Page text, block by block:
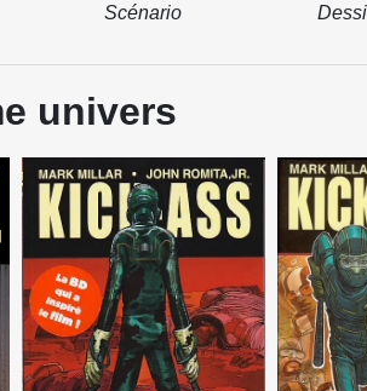
Scénario
univers